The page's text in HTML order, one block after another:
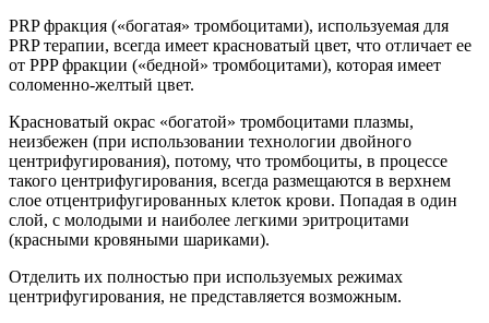
PRP фракция («богатая» тромбоцитами), используемая для
PRP терапии, всегда имеет красноватый цвет, что отличает ее
от PPP фракции («бедной» тромбоцитами), которая имеет
соломенно-желтый цвет.
Красноватый окрас «богатой» тромбоцитами плазмы,
неизбежен (при использовании технологии двойного
центрифугирования), потому, что тромбоциты, в процессе
такого центрифугирования, всегда размещаются в верхнем
слое отцентрифугированных клеток крови. Попадая в один
слой, с молодыми и наиболее легкими эритроцитами
(красными кровяными шариками).
Отделить их полностью при используемых режимах
центрифугирования, не представляется возможным.